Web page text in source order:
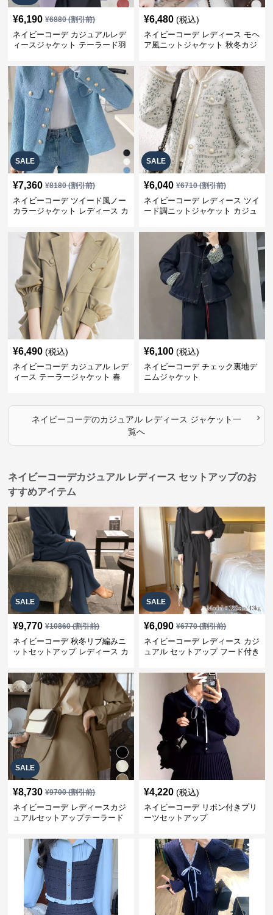
¥6,190 ¥6880(割引前)
ネイビーコーデ カジュアルレデ
ィースジャケット テーラード羽
¥6,480 (税込)
ネイビーコーデ レディース モヘ
ア風ニットジャケット 秋冬カジ
SALE
¥7,360 ¥8180(割引前)
ネイビーコーデ ツイード風ノー
カラージャケット レディース カ
SALE
¥6,040 ¥6710(割引前)
ネイビーコーデ レディース ツイ
ード調ニットジャケット カジュ
¥6,490 (税込)
ネイビーコーデ カジュアル レデ
ィース テーラージャケット 春
¥6,100 (税込)
ネイビーコーデ チェック裏地デ
ニムジャケット
ネイビーコーデのカジュアル レディース ジャケット一
覧へ
›
ネイビーコーデカジュアル レディース セットアップのお
すすめアイテム
SALE
¥9,770 ¥10860(割引前)
ネイビーコーデ 秋冬リブ編みニ
ットセットアップ レディース カ
SALE
¥6,090 ¥6770(割引前)
ネイビーコーデ レディース カジ
ュアル セットアップ フード付き
SALE
¥8,730 ¥9700(割引前)
ネイビーコーデ レディースカジ
ュアルセットアップテーラード
¥4,220 (税込)
ネイビーコーデ リボン付きプリ
ーツセットアップ